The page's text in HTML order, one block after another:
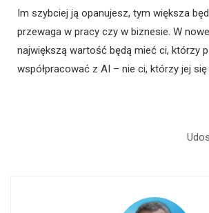
Im szybciej ją opanujesz, tym większa
przewaga w pracy czy w biznesie. W
największą wartość będą mieć ci, którzy
współpracować z AI – nie ci, którzy jej się